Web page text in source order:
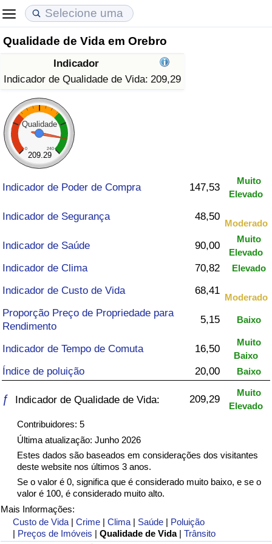
Qualidade de Vida em Orebro
Indicador
Indicador de Qualidade de Vida: 209,29
Qualidade
0 240
209.29
Indicador de Poder de Compra 147,53
Muito
Elevado
Indicador de Segurança 48,50
Moderado
Indicador de Saúde 90,00
Muito
Elevado
Indicador de Clima 70,82 Elevado
Indicador de Custo de Vida 68,41
Moderado
Proporção Preço de Propriedade para
Rendimento
5,15 Baixo
Indicador de Tempo de Comuta 16,50
Muito
Baixo
Índice de poluição 20,00 Baixo
ƒ Indicador de Qualidade de Vida: 209,29
Muito
Elevado
Contribuidores: 5
Última atualização: Junho 2026
Estes dados são baseados em considerações dos visitantes
deste website nos últimos 3 anos.
Se o valor é 0, significa que é considerado muito baixo, e se o
valor é 100, é considerado muito alto.
Mais Informações:
Custo de Vida |Crime |Clima | Saúde | Poluição
| Preços de Imóveis |Qualidade de Vida |Trânsito
Custo de Vida
Indicador de Custo de Vida (Atual)
Indicador de Custo de Vida
Indicador de Custo de Vida Por País
em Aqaba
Preços de Imóveis
Indicador de Preços de Imóveis (Atual)
Indicador de Preços de Imóveis
Indicador de Preços de Imóveis por País
Qualidade de Vida
Indicador de Qualidade de Vida
Indicador de Qualidade de Vida (Atual)
Índice de qualidade de vida por país
Crime
Índice de criminalidade por país
Saúde
Indicador de Saúde (Atual)
Indicador de Saúde
Indicador de Poluição (Atual)
Índice de poluição
Indicador de Poluição por País
Trânsito